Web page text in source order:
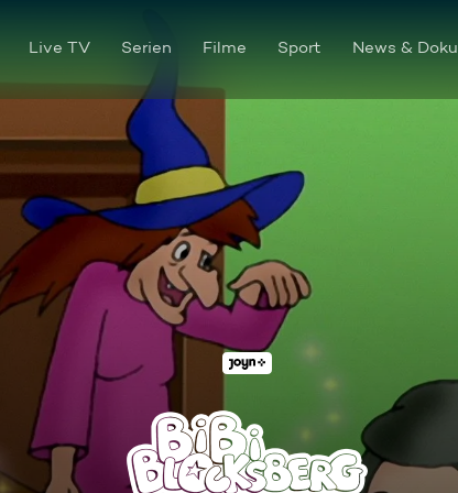
Live TV Serien Filme Sport News & Doku
Die Computerhexe